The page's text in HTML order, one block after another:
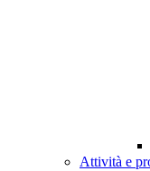
Attività e